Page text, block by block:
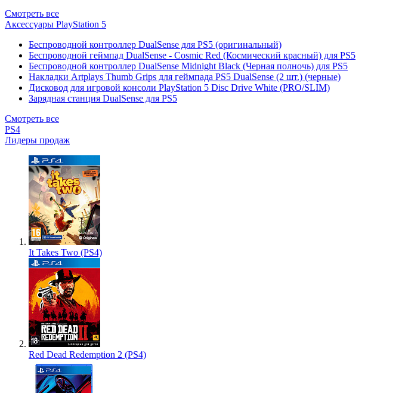
Смотреть все
Аксессуары PlayStation 5
Беспроводной контроллер DualSense для PS5 (оригинальный)
Беспроводной геймпад DualSense - Cosmic Red (Космический красный) для PS5
Беспроводной контроллер DualSense Midnight Black (Черная полночь) для PS5
Накладки Artplays Thumb Grips для геймпада PS5 DualSense (2 шт.) (черные)
Дисковод для игровой консоли PlayStation 5 Disc Drive White (PRO/SLIM)
Зарядная станция DualSense для PS5
Смотреть все
PS4
Лидеры продаж
It Takes Two (PS4)
Red Dead Redemption 2 (PS4)